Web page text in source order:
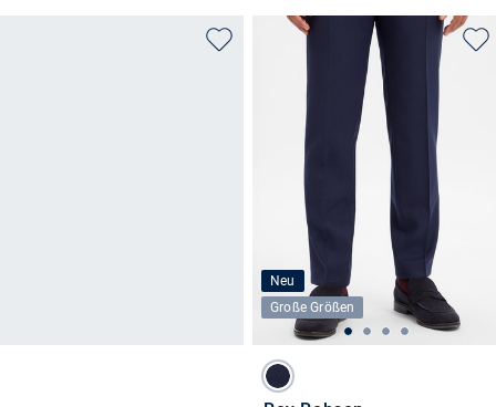
Neu
Große Größen